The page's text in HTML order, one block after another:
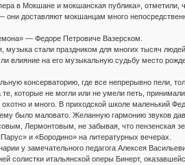
в Мокшане и мокшанская публика», отметили,
доставляют мокшанцам много
— Федоре Петровиче Вазерском.
музыка стали праздником для многих тысяч людей.
влияние на его музыкальную судьбу место
консерваторию, где все непрерывно пели,
которые не могли или не умели петь,
и много. В приходской школе маленький
было маловато. Желанную гармонию звуков
Лермонтовым, не забывая, что пензенская
и «Бородино» на литературных вечерах.
у замечательного педагога Алексея
солистки итальянской оперы Бинерт,